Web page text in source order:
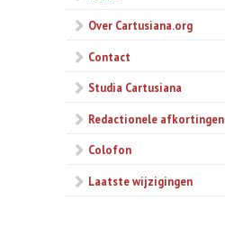
Over Cartusiana.org
Contact
Studia Cartusiana
Redactionele afkortingen
Colofon
Laatste wijzigingen